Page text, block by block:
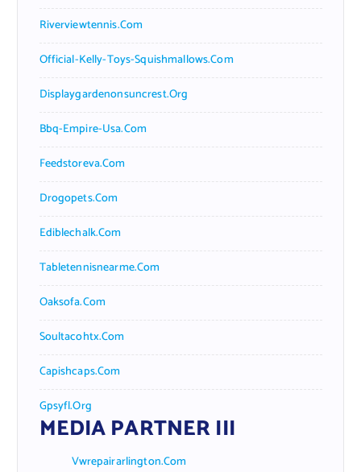
Riverviewtennis.com
Official-Kelly-Toys-Squishmallows.com
Displaygardenonsuncrest.org
Bbq-Empire-Usa.com
Feedstoreva.com
Drogopets.com
Ediblechalk.com
Tabletennisnearme.com
Oaksofa.com
Soultacohtx.com
Capishcaps.com
Gpsyfl.org
MEDIA PARTNER III
Vwrepairarlington.com